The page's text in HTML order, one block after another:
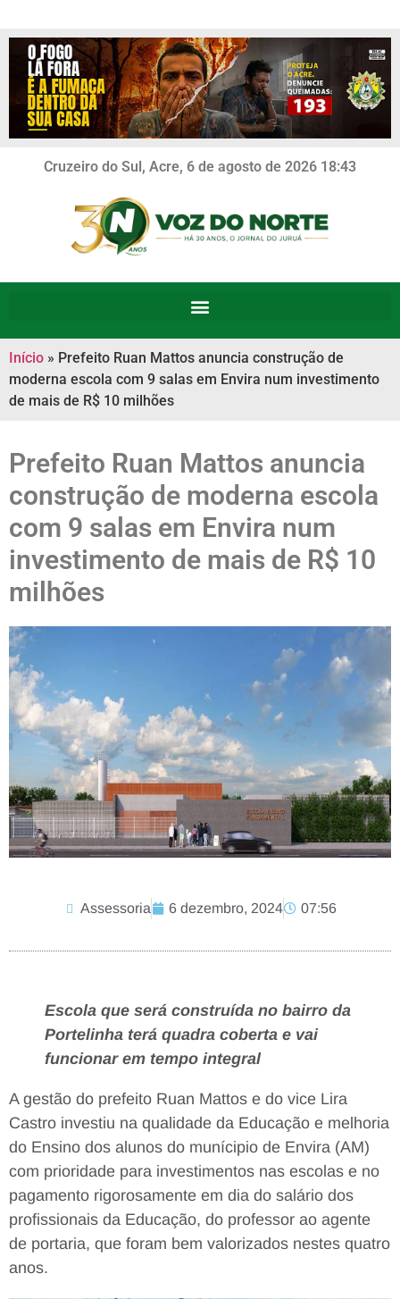
Cruzeiro do Sul, Acre, 6 de agosto de 2026 18:43
Início » Prefeito Ruan Mattos anuncia construção de
moderna escola com 9 salas em Envira num investimento
de mais de R$ 10 milhões
Prefeito Ruan Mattos anuncia
construção de moderna escola
com 9 salas em Envira num
investimento de mais de R$ 10
milhões
Assessoria 6 dezembro, 2024 07:56
Escola que será construída no bairro da
Portelinha terá quadra coberta e vai
funcionar em tempo integral
A gestão do prefeito Ruan Mattos e do vice Lira
Castro investiu na qualidade da Educação e melhoria
do Ensino dos alunos do munícipio de Envira (AM)
com prioridade para investimentos nas escolas e no
pagamento rigorosamente em dia do salário dos
profissionais da Educação, do professor ao agente
de portaria, que foram bem valorizados nestes quatro
anos.